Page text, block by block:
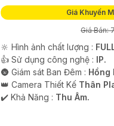
Giá Khuyến
Giá Bán:
🔆 Hình ảnh chất lượng :
👍 Sử dụng công nghệ : IP.
🌚 Giám sát Ban Đêm : Hồng
👑 Camera Thiết Kế Thân
️✔️ Khả Năng : Thu Âm.